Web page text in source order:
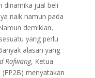
dinamika jual beli
naik namun pada
demikian,
yang perlu
alasan yang
Rafwang, Ketua
menyatakan